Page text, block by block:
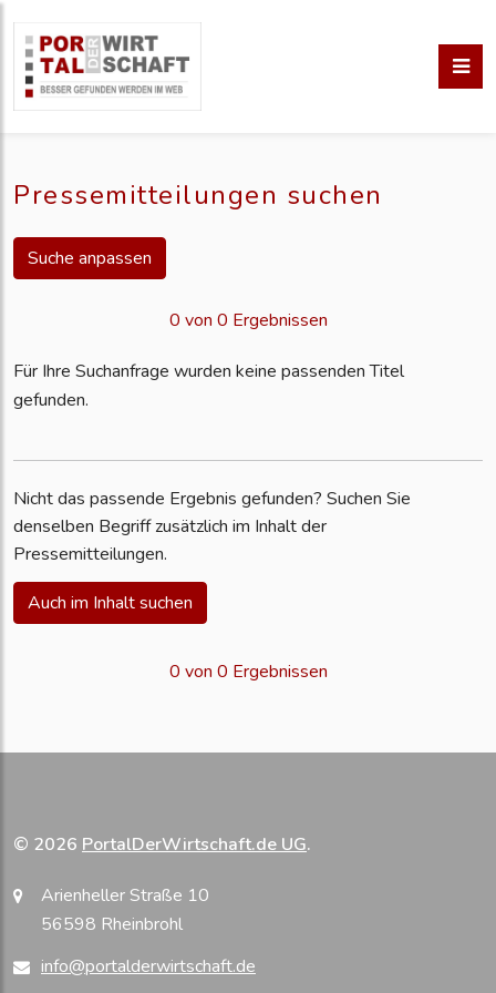
Pressemitteilungen suchen
Suche anpassen
0 von 0 Ergebnissen
Für Ihre Suchanfrage wurden keine passenden Titel
gefunden.
Nicht das passende Ergebnis gefunden? Suchen Sie
denselben Begriff zusätzlich im Inhalt der
Pressemitteilungen.
Auch im Inhalt suchen
0 von 0 Ergebnissen
© 2026 PortalDerWirtschaft.de UG.
Arienheller Straße 10
56598 Rheinbrohl
info@portalderwirtschaft.de